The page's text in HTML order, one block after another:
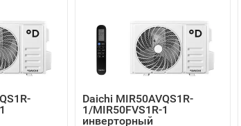
Daichi MIR50AVQS1R-
1/MIR50FVS1R-1
инверторный